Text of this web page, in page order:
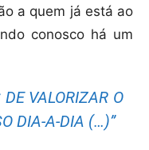
a quem já está ao
conosco há um
VALORIZAR O
DIA-A-DIA (…)”